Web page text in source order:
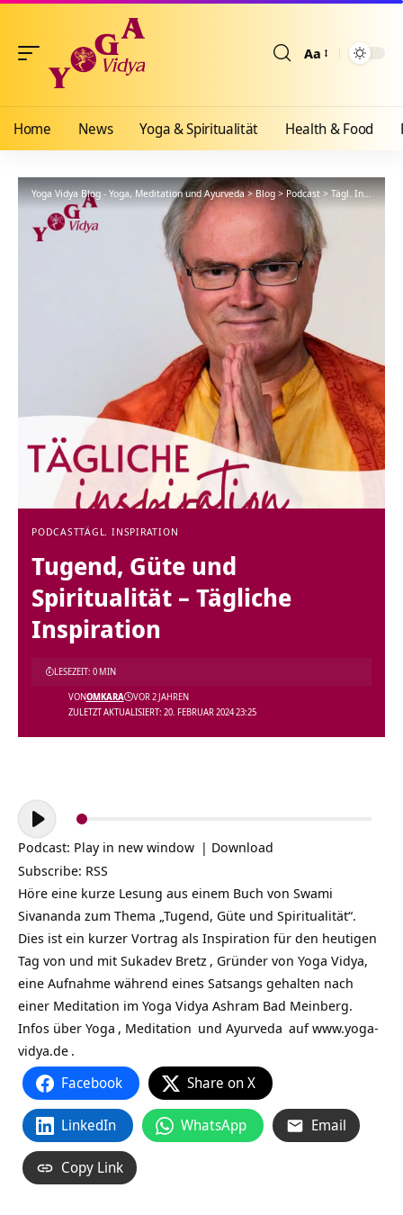
Aa
Home News Yoga & Spiritualität Health & Food
Yoga Vidya Blog - Yoga, Meditation und Ayurveda>Blog>Podcast>Tägl. Inspiration
PODCASTTÄGL. INSPIRATION
Tugend, Güte und
Spiritualität – Tägliche
Inspiration
ZULETZT AKTUALISIERT: 20. FEBRUAR 2024 23:25
VONOMKARA VOR 2 JAHREN
LESEZEIT: 0 MIN
Audio-
Player
Podcast: Play in new window | Download
Subscribe: RSS
Höre eine kurze Lesung aus einem Buch von Swami
Sivananda zum Thema „Tugend, Güte und Spiritualität“.
Dies ist ein kurzer Vortrag als Inspiration für den heutigen
Tag von und mit Sukadev Bretz , Gründer von Yoga Vidya,
eine Aufnahme während eines Satsangs gehalten nach
einer Meditation im Yoga Vidya Ashram Bad Meinberg.
Infos über Yoga , Meditation und Ayurveda aufwww.yoga-
vidya.de .
Facebook Share on X
LinkedIn WhatsApp Email
Copy Link